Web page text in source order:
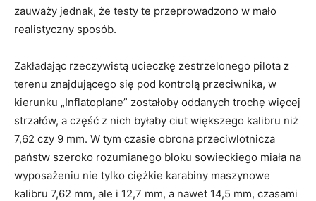
zauważy jednak, że testy te przeprowadzono w mało
realistyczny sposób.
Zakładając rzeczywistą ucieczkę zestrzelonego pilota z
terenu znajdującego się pod kontrolą przeciwnika, w
kierunku „Inflatoplane” zostałoby oddanych trochę więcej
strzałów, a część z nich byłaby ciut większego kalibru niż
7,62 czy 9 mm. W tym czasie obrona przeciwlotnicza
państw szeroko rozumianego bloku sowieckiego miała na
wyposażeniu nie tylko ciężkie karabiny maszynowe
kalibru 7,62 mm, ale i 12,7 mm, a nawet 14,5 mm, czasami